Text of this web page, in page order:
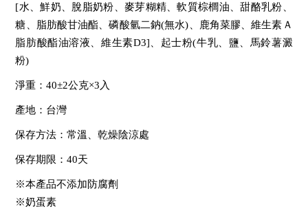
[水、鮮奶、脫脂奶粉、麥芽糊精、軟質棕櫚油、甜酪乳粉、
糖、脂肪酸甘油酯、磷酸氫二鈉(無水)、鹿角菜膠、維生素Ａ
脂肪酸酯油溶液、維生素D3]、起士粉(牛乳、鹽、馬鈴薯澱
粉)
淨重：40±2公克×3入
產地：台灣
保存方法：常溫、乾燥陰涼處
保存期限：40天
※本產品不添加防腐劑
※奶蛋素